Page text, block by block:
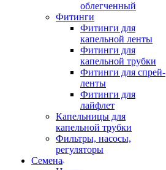
облегченный
Фитинги
Фитинги для
капельной ленты
Фитинги для
капельной трубки
Фитинги для спрей-
ленты
Фитинги для
лайфлет
Капельницы для
капельной трубки
Фильтры, насосы,
регуляторы
Семена